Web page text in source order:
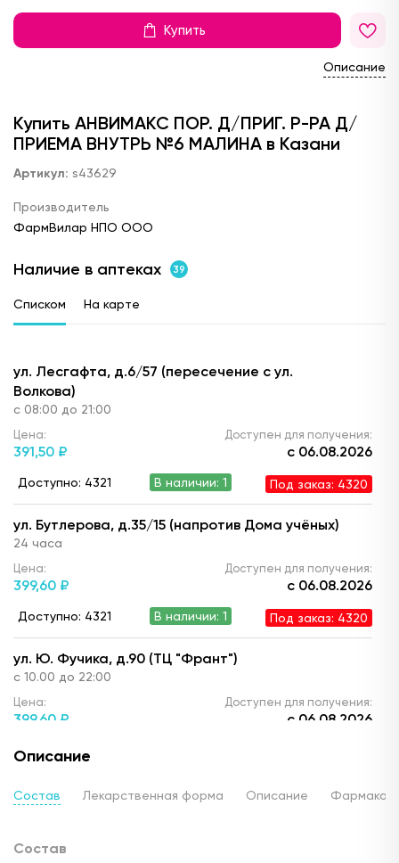
Купить
Описание
Купить АНВИМАКС ПОР. Д/ПРИГ. Р-РА Д/
ПРИЕМА ВНУТРЬ №6 МАЛИНА в Казани
Артикул: s43629
Производитель
ФармВилар НПО ООО
Наличие в аптеках 39
Списком На карте
ул. Лесгафта, д.6/57 (пересечение с ул.
Волкова)
с 08:00 до 21:00
Цена:
391,50 ₽
Доступен для получения:
с 06.08.2026
Доступно: 4321 В наличии: 1 Под заказ: 4320
ул. Бутлерова, д.35/15 (напротив Дома учёных)
24 часа
Цена:
399,60 ₽
Доступен для получения:
с 06.08.2026
Доступно: 4321 В наличии: 1 Под заказ: 4320
ул. Ю. Фучика, д.90 (ТЦ "Франт")
с 10.00 до 22:00
Цена:
399,60 ₽
Доступен для получения:
с 06.08.2026
Доступно: 4321
ул. Г. Кариева, д.3 (ТЦ "Престиж")
391,50 ₽
Описание
Состав Лекарственная форма Описание
Состав